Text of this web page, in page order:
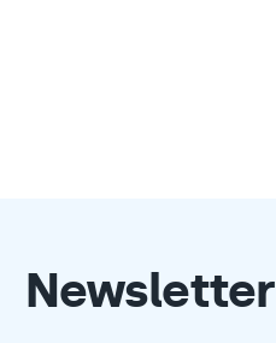
Newsletter